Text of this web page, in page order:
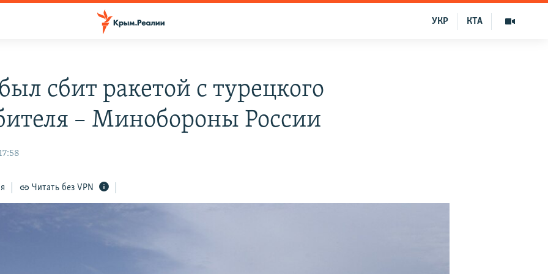
КТА
УКР
сбит ракетой с турецкого
– Минобороны России
Читать без VPN